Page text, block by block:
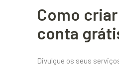
Como
conta
Divulgue os seus